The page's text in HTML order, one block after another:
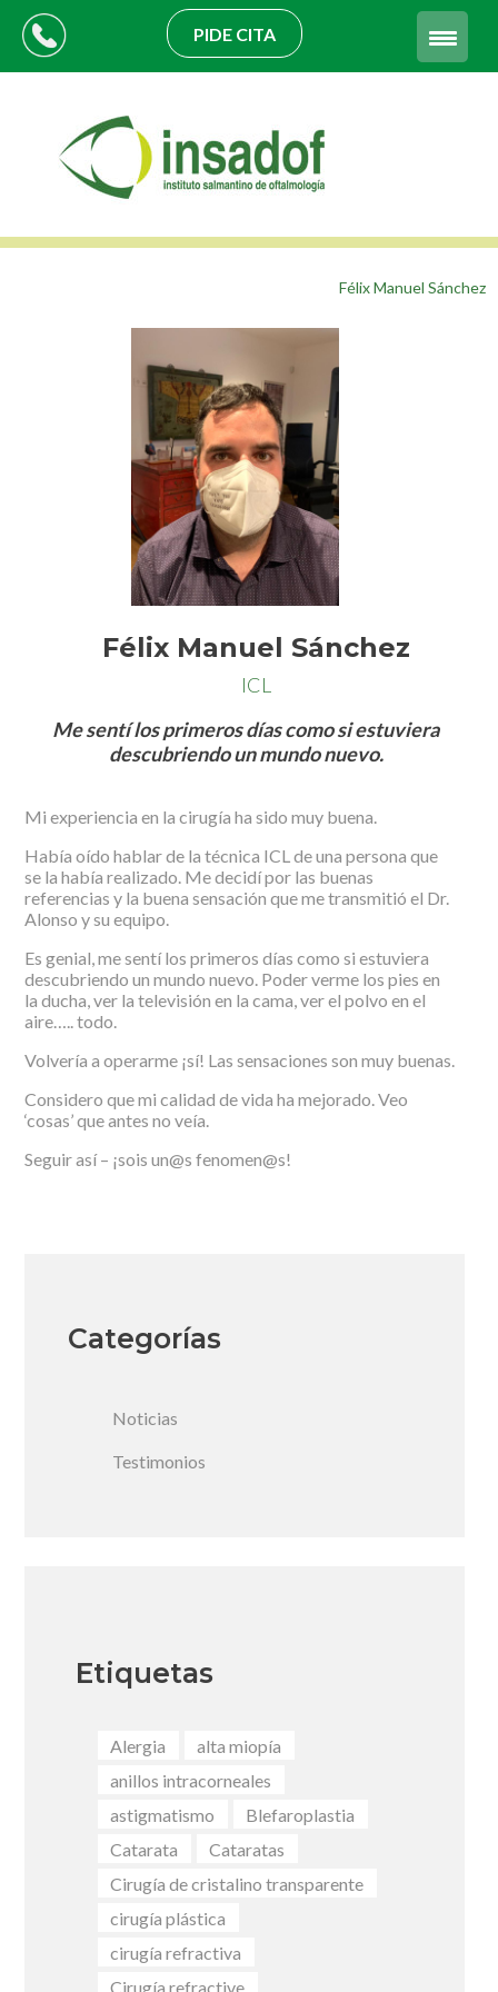
PIDE CITA
Félix Manuel Sánchez
Félix Manuel Sánchez
ICL
Me sentí los primeros días como si estuviera
descubriendo un mundo nuevo.
Mi experiencia en la cirugía ha sido muy buena.
Había oído hablar de la técnica ICL de una persona que
se la había realizado. Me decidí por las buenas
referencias y la buena sensación que me transmitió el Dr.
Alonso y su equipo.
Es genial, me sentí los primeros días como si estuviera
descubriendo un mundo nuevo. Poder verme los pies en
la ducha, ver la televisión en la cama, ver el polvo en el
aire….. todo.
Volvería a operarme ¡sí! Las sensaciones son muy buenas.
Considero que mi calidad de vida ha mejorado. Veo
‘cosas’ que antes no veía.
Seguir así – ¡sois un@s fenomen@s!
Categorías
Noticias
Testimonios
Etiquetas
Alergia
alta miopía
anillos intracorneales
astigmatismo
Blefaroplastia
Catarata
Cataratas
Cirugía de cristalino transparente
cirugía plástica
cirugía refractiva
Cirugía refractive